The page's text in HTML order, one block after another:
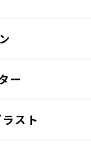
ー
スト